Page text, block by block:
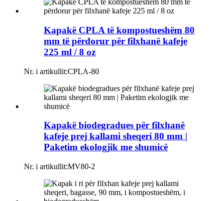
Kapakë CPLA të kompostueshëm 80
mm të përdorur për filxhanë kafeje
225 ml / 8 oz
Nr. i artikullit:CPLA-80
Kapakë biodegradues për filxhanë
kafeje prej kallami sheqeri 80 mm |
Paketim ekologjik me shumicë
Nr. i artikullit:MV80-2